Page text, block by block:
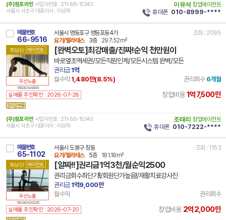
(주)점포라인 사업자번호 : 211-88-15343
서울시 서초구 대표이사 : 이상희
이유석 창업에이전트
휴대폰 010-8999-****
매물번호
66-9516
최상단 에이전트
우선노출
14 11620 8239 240804 101
서울시 영등포구 영등포동4가
조회 : 2095
요가/필라테스
3층 297.52m²
[완벽오토]최강매출/진짜!순익 천만원이
바로옆초역세권/모든직원인계/모든시스템 완벽/모든
권리금1억
월수익 1,480만(8.5%) 권리회수 6개월
실매물 주인확인 : 2026-07-28 창업비용1억7,500만
(주)점포라인 사업자번호 : 211-88-15343
서울시 서초구 대표이사 : 이상희
조태리 창업에이전트
휴대폰 010-7222-****
매물번호
65-1102
최상단 에이전트
우선노출
14 11320 8239 240202 101
서울시 도봉구 창동
조회 : 1153
요가/필라테스
5층 181.18m²
[알짜!!]권리금1억3천/월순익2500
권리금회수최단기!!/회원단가높음!/재활치료강사진
권리금1억9,000만
월수익
권리회수
실매물 주인확인 : 2026-07-20 창업비용 2억2,000만